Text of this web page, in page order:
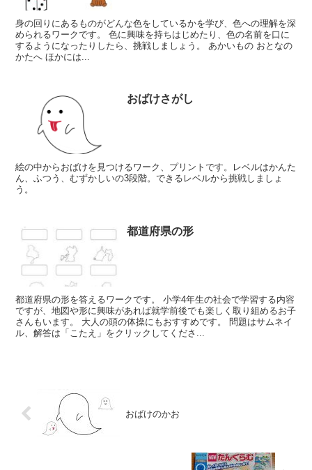
身の回りにあるものがどんな色をしているかを学び、色への理解を深
められるワークです。 色に興味を持ちはじめたり、色の名前を口に
するようになったりしたら、挑戦しましょう。 あかいもの おとなの
かたへ ほかには...
おばけさがし
絵の中からおばけを見つけるワーク、プリントです。レベルはかんた
ん、ふつう、むずかしいの3段階。できるレベルから挑戦しましょ
う。
都道府県の形
都道府県の形を答えるワークです。 小学4年生の社会で学習する内容
ですが、地図や形に興味があれば就学前後でも楽しく取り組めるお子
さんもいます。 大人の頭の体操にもおすすめです。 問題はサムネイ
ル、解答は「こたえ」をクリックしてくださ...
おばけのかお